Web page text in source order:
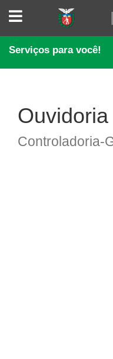
PORTAL
ABERTOS
DO
PARANÁ
Serviços para você!
Ouvidoria
Controladoria-